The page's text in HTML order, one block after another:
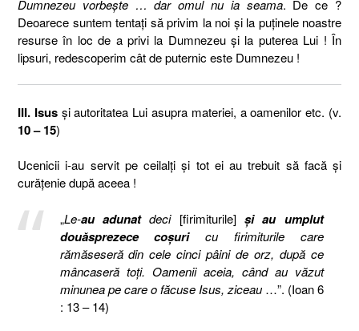
Dumnezeu vorbeşte … dar omul nu ia seama. De ce ?
Deoarece suntem tentaţi să privim la noi şi la puţinele noastre
resurse în loc de a privi la Dumnezeu şi la puterea Lui ! În
lipsuri, redescoperim cât de puternic este Dumnezeu !
III. Isusşi autoritatea Lui asupra materiei, a oamenilor etc. (v.
10 – 15)
Ucenicii i-au servit pe ceilalţi şi tot ei au trebuit să facă şi
curăţenie după aceea !
„Le-au adunatdeci[firimiturile] şi au umplut
douăsprezece coşuricu firimiturile care
rămăseseră din cele cinci pâini de orz, după ce
mâncaseră toţi. Oamenii aceia, când au văzut
minunea pe care o făcuse Isus, ziceau…”. (Ioan 6
: 13 – 14)